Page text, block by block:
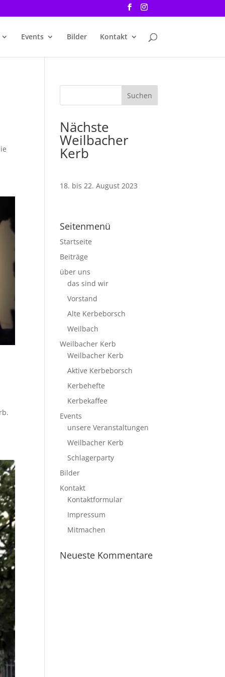
Events Bilder Kontakt
Nächste
Weilbacher
Kerb
18. bis 22. August 2023
Seitenmenü
Startseite
Beiträge
über uns
das sind wir
Vorstand
Alte Kerbeborsch
Weilbach
Weilbacher Kerb
Weilbacher Kerb
Aktive Kerbeborsch
Kerbehefte
Kerbekaffee
Events
unsere Veranstaltungen
Weilbacher Kerb
Schlagerparty
Bilder
Kontakt
Kontaktformular
Impressum
Mitmachen
Neueste Kommentare